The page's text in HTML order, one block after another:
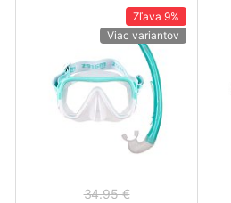
Zľava 9%
Viac variantov
34.95 €